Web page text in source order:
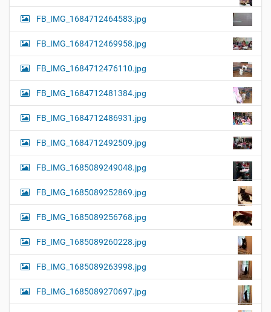
FB_IMG_1684712464583.jpg
FB_IMG_1684712469958.jpg
FB_IMG_1684712476110.jpg
FB_IMG_1684712481384.jpg
FB_IMG_1684712486931.jpg
FB_IMG_1684712492509.jpg
FB_IMG_1685089249048.jpg
FB_IMG_1685089252869.jpg
FB_IMG_1685089256768.jpg
FB_IMG_1685089260228.jpg
FB_IMG_1685089263998.jpg
FB_IMG_1685089270697.jpg